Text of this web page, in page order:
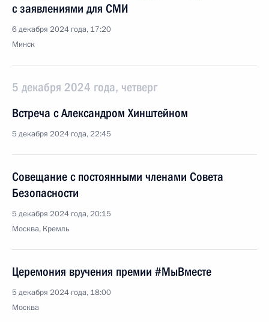
с заявлениями для СМИ
6 декабря 2024 года, 17:20
Минск
5 декабря 2024 года, четверг
Встреча с Александром Хинштейном
5 декабря 2024 года, 22:45
Совещание с постоянными членами Совета
Безопасности
5 декабря 2024 года, 20:15
Москва, Кремль
Церемония вручения премии #МыВместе
5 декабря 2024 года, 18:00
Москва